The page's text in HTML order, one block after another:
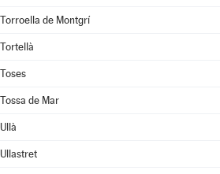
Torroella de Montgrí
Tortellà
Toses
Tossa de Mar
Ullà
Ullastret